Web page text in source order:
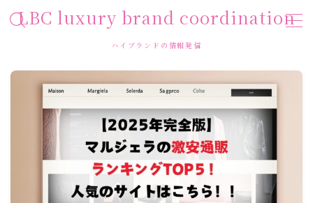
LBC luxury brand coordination
ハイブランドの情報発信
HOME
お問い合わせ
プライバシーポリシー